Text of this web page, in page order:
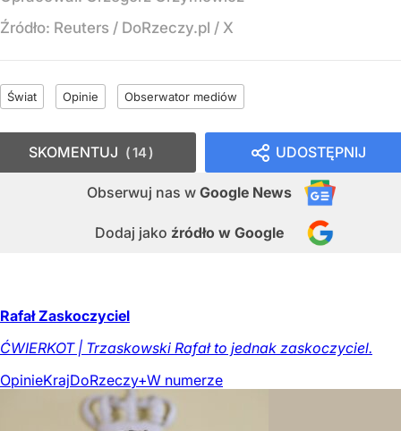
Źródło: Reuters / DoRzeczy.pl / X
Świat Opinie Obserwator mediów
UDOSTĘPNIJ
Obserwuj nas w Google News
Dodaj jako źródło w Google
SKOMENTUJ 14
Rafał Zaskoczyciel
ĆWIERKOT | Trzaskowski Rafał to jednak zaskoczyciel.
OpinieKrajDoRzeczy+W numerze